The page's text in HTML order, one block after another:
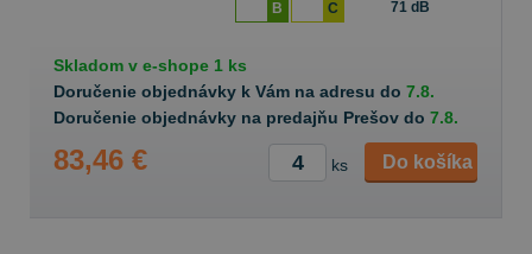
B C 71 dB
Skladom v e-shope 1 ks
Doručenie objednávky k Vám na adresu do 7.8.
Doručenie objednávky na predajňu Prešov do 7.8.
83,46 € ks Do košíka